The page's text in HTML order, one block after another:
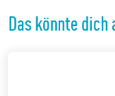
Das könnte